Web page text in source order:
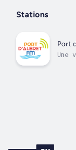
Stations
Port
Une